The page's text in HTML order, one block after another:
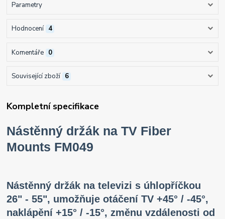
Parametry
Hodnocení 4
Komentáře 0
Související zboží 6
Kompletní specifikace
Nástěnný držák na TV Fiber
Mounts FM049
Nástěnný držák na televizi s úhlopříčkou
26" - 55", umožňuje otáčení TV +45° / -45°,
naklápění +15° / -15°, změnu vzdálenosti od